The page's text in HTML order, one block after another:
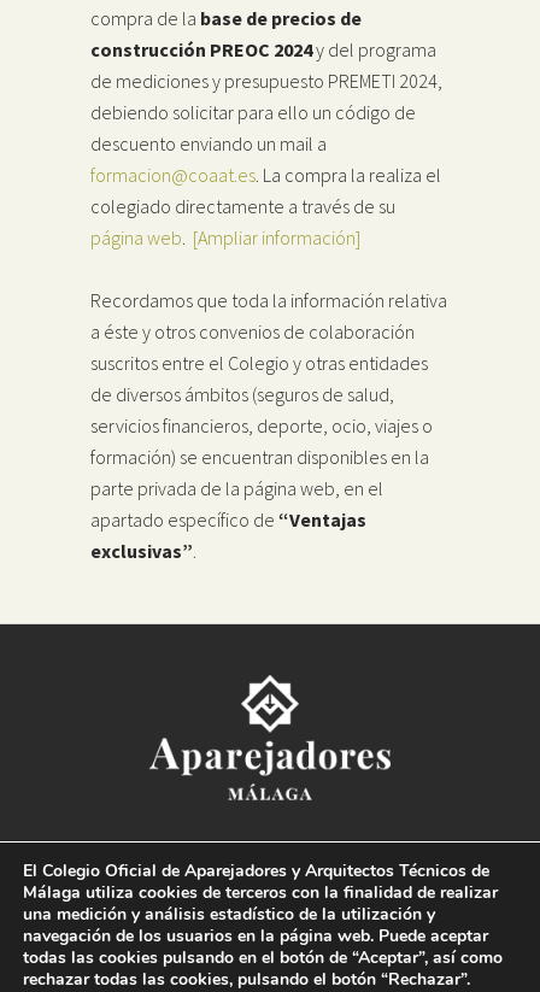
compra de la base de precios de
construcción PREOC 2024y del programa
de mediciones y presupuesto PREMETI 2024,
debiendo solicitar para ello un código de
descuento enviando un mail a
formacion@coaat.es . La compra la realiza el
colegiado directamente a través de su
página web [Ampliar información]
Recordamos que toda la información relativa
a éste y otros convenios de colaboración
suscritos entre el Colegio y otras entidades
de diversos ámbitos (seguros de salud,
servicios financieros, deporte, ocio, viajes o
formación) se encuentran disponibles en la
parte privada de la página web, en el
apartado específico de “Ventajas
exclusivas”
Paseo del Limonar, 41. 29016 Málaga
T. 952 225 180 · M. 664 236 608 · info@coaat.es
El Colegio Oficial de Aparejadores y Arquitectos Técnicos de
Málaga utiliza cookies de terceros con la finalidad de realizar
una medición y análisis estadístico de la utilización y
navegación de los usuarios en la página web. Puede aceptar
todas las cookies pulsando en el botón de “Aceptar”, así como
rechazar todas las cookies, pulsando el botón “Rechazar”.